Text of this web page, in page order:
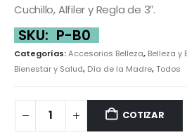
Cuchillo, Alfiler y Regla de 3″.
SKU: P-B0
Categorías:Accesorios Belleza, Belleza y
Bienestar y Salud, Día de la Madre,Todos
COTIZAR